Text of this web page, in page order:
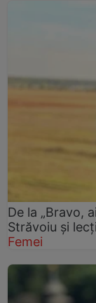
De la „Bravo,
Străvoiu și
Femei